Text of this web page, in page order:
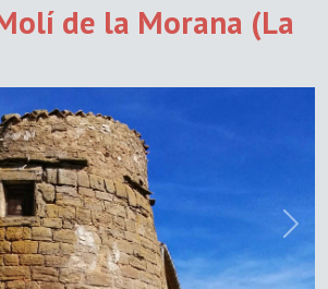
de la Morana (La
Next